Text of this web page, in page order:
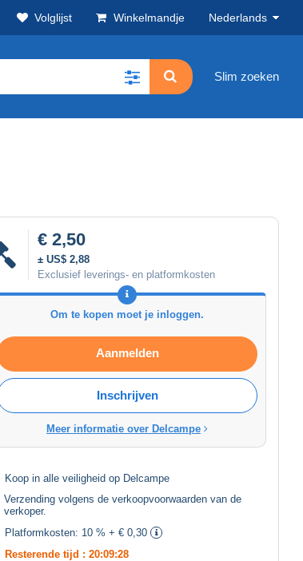
Volglijst Winkelmandje Nederlands
Slim zoeken
€ 2,50
± US$ 2,88
Exclusief leverings- en platformkosten
Om te kopen moet je inloggen.
Aanmelden
Inschrijven
Meer informatie over Delcampe
Koop in alle veiligheid op Delcampe
Verzending volgens deverkoopvoorwaarden van de
verkoper.
Platformkosten: 10 % + € 0,30
Resterende tijd : 20:09:28